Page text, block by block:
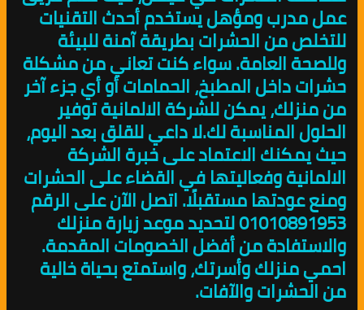
عمل مدرب ومؤهل يستخدم أحدث التقنيات
للتخلص من الحشرات بطريقة آمنة للبيئة
وللصحة العامة. سواء كنت تعاني من مشكلة
حشرات داخل المطبخ، الحمامات أو أي جزء آخر
من منزلك، يمكن للشركة الالمانية توفير
الحلول المناسبة لك.لا داعي للقلق بعد اليوم،
حيث يمكنك الاعتماد على خبرة الشركة
الالمانية وفعاليتها في القضاء على الحشرات
ومنع عودتها مستقبلًا. اتصل الآن على الرقم
01010891953 لتحديد موعد زيارة منزلك
والاستفادة من أفضل الخصومات المقدمة.
احمي منزلك وأسرتك، واستمتع بحياة خالية
من الحشرات والآفات.